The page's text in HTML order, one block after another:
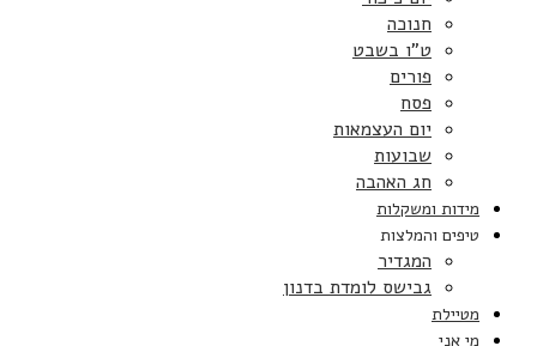
חנוכה
ט”ו בשבט
פורים
פסח
יום העצמאות
שבועות
חג האהבה
מידות ומשקלות
טיפים והמלצות
המגדיר
גבישס לומדת בדנון
מטיילת
מי אני